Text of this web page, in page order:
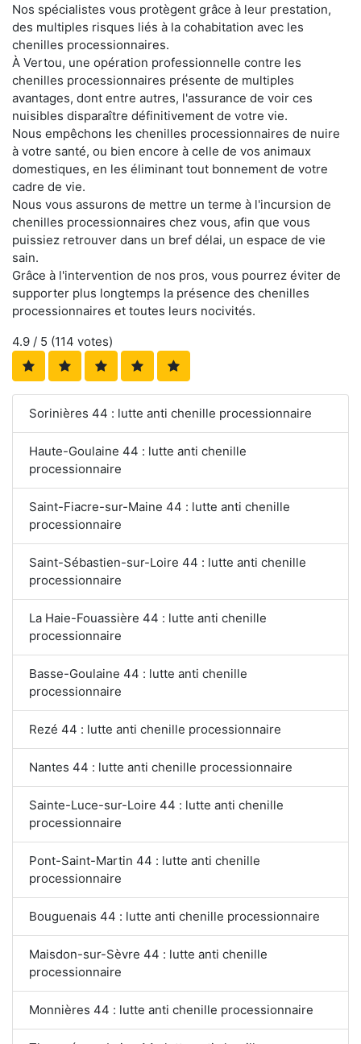
Nos spécialistes vous protègent grâce à leur prestation,
des multiples risques liés à la cohabitation avec les
chenilles processionnaires.
À Vertou, une opération professionnelle contre les
chenilles processionnaires présente de multiples
avantages, dont entre autres, l'assurance de voir ces
nuisibles disparaître définitivement de votre vie.
Nous empêchons les chenilles processionnaires de nuire
à votre santé, ou bien encore à celle de vos animaux
domestiques, en les éliminant tout bonnement de votre
cadre de vie.
Nous vous assurons de mettre un terme à l'incursion de
chenilles processionnaires chez vous, afin que vous
puissiez retrouver dans un bref délai, un espace de vie
sain.
Grâce à l'intervention de nos pros, vous pourrez éviter de
supporter plus longtemps la présence des chenilles
processionnaires et toutes leurs nocivités.
4.9 / 5 (114 votes)
Sorinières 44 : lutte anti chenille processionnaire
Haute-Goulaine 44 : lutte anti chenille
processionnaire
Saint-Fiacre-sur-Maine 44 : lutte anti chenille
processionnaire
Saint-Sébastien-sur-Loire 44 : lutte anti chenille
processionnaire
La Haie-Fouassière 44 : lutte anti chenille
processionnaire
Basse-Goulaine 44 : lutte anti chenille
processionnaire
Rezé 44 : lutte anti chenille processionnaire
Nantes 44 : lutte anti chenille processionnaire
Sainte-Luce-sur-Loire 44 : lutte anti chenille
processionnaire
Pont-Saint-Martin 44 : lutte anti chenille
processionnaire
Bouguenais 44 : lutte anti chenille processionnaire
Maisdon-sur-Sèvre 44 : lutte anti chenille
processionnaire
Monnières 44 : lutte anti chenille processionnaire